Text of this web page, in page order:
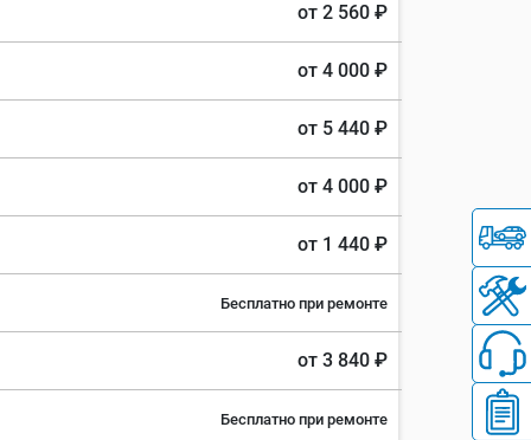
от 2 560 ₽
от 4 000 ₽
от 5 440 ₽
от 4 000 ₽
от 1 440 ₽
Бесплатно при ремонте
от 3 840 ₽
Бесплатно при ремонте